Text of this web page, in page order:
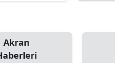
Akran